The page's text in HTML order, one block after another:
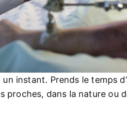
instant. Prends le temps
proches, dans la nature ou